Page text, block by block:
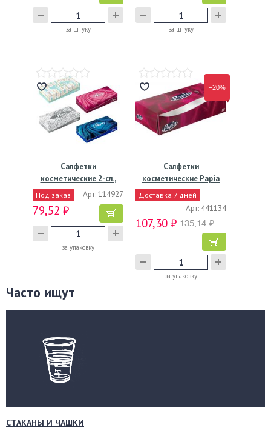
за штуку за штуку
Салфетки
косметические 2-сл.,
бел., бум.,…
Под заказ Арт: 114927
79,52 ₽
за упаковку
−20%
Салфетки
косметические Papia
двухслойные,…
Доставка 7 дней
Арт: 441134
107,30 ₽ 135,14 ₽
за упаковку
Часто ищут
СТАКАНЫ И ЧАШКИ